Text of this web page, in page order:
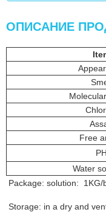
ОПИСАНИЕ
Free
PH
Water
Package: solution: 1KG/
Storage: in a dry and